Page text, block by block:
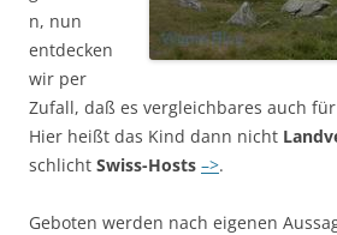
n, nun
entdecken
wir per
Zufall, daß es vergleichbares auch
Hier heißt das Kind dann nicht
schlicht Swiss-Hosts –>.
Geboten werden nach eigenen